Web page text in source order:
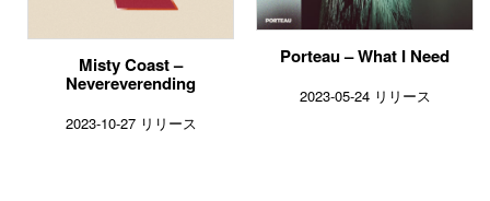
Misty Coast –
Nevereverending
2023-10-27 リリース
Porteau – What I Need
2023-05-24 リリース